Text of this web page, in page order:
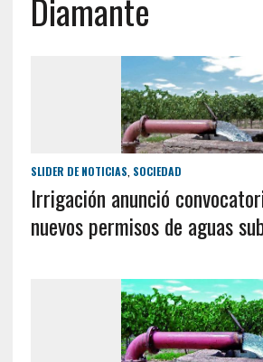
Diamante
SLIDER DE NOTICIAS SOCIEDAD
Irrigación anunció
nuevos permisos de aguas